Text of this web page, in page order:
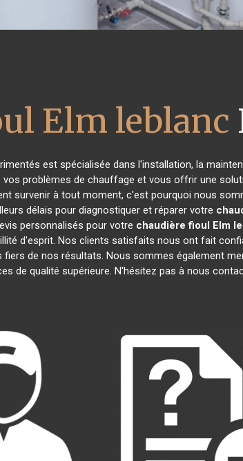
Elm leblanc
est spécialisée dans l'installation, la
problèmes de chauffage et vous offrir une
survenir à tout moment, c'est pourquoi nous
délais pour diagnostiquer et réparer votre
personnalisés pour votre chaudière fioul Elm
d'esprit. Nos clients satisfaits nous ont fait
de nos résultats. Nous sommes également
de qualité supérieure. N'hésitez pas à nous